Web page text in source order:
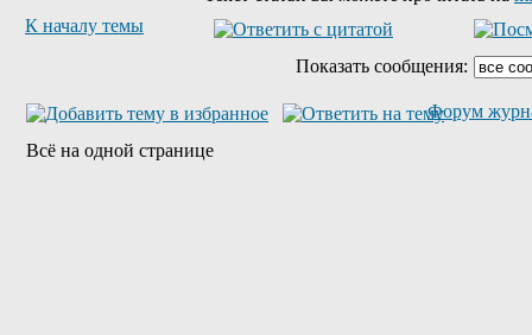
К началу темы
Показать сообщения:
Форум
Всё на одной странице